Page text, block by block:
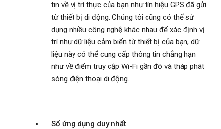
tin về vị trí thực của bạn như tín hiệu GPS đã gửi
từ thiết bị di động. Chúng tôi cũng có thể sử
dụng nhiều công nghệ khác nhau để xác định vị
trí như dữ liệu cảm biến từ thiết bị của bạn, dữ
liệu này có thể cung cấp thông tin chẳng hạn
như về điểm truy cập Wi-Fi gần đó và tháp phát
sóng điện thoại di động.
Số ứng dụng duy nhất